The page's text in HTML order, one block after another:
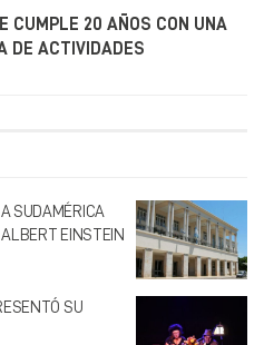
CUMPLE 20 AÑOS CON UNA
DE ACTIVIDADES
SUDAMÉRICA
EINSTEIN
SU